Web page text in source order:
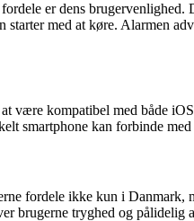
er dens
starter med at køre. Alarmen
være kompatibel med både
smartphone kan forbinde
fordele ikke kun i
brugerne tryghed og pålidelig